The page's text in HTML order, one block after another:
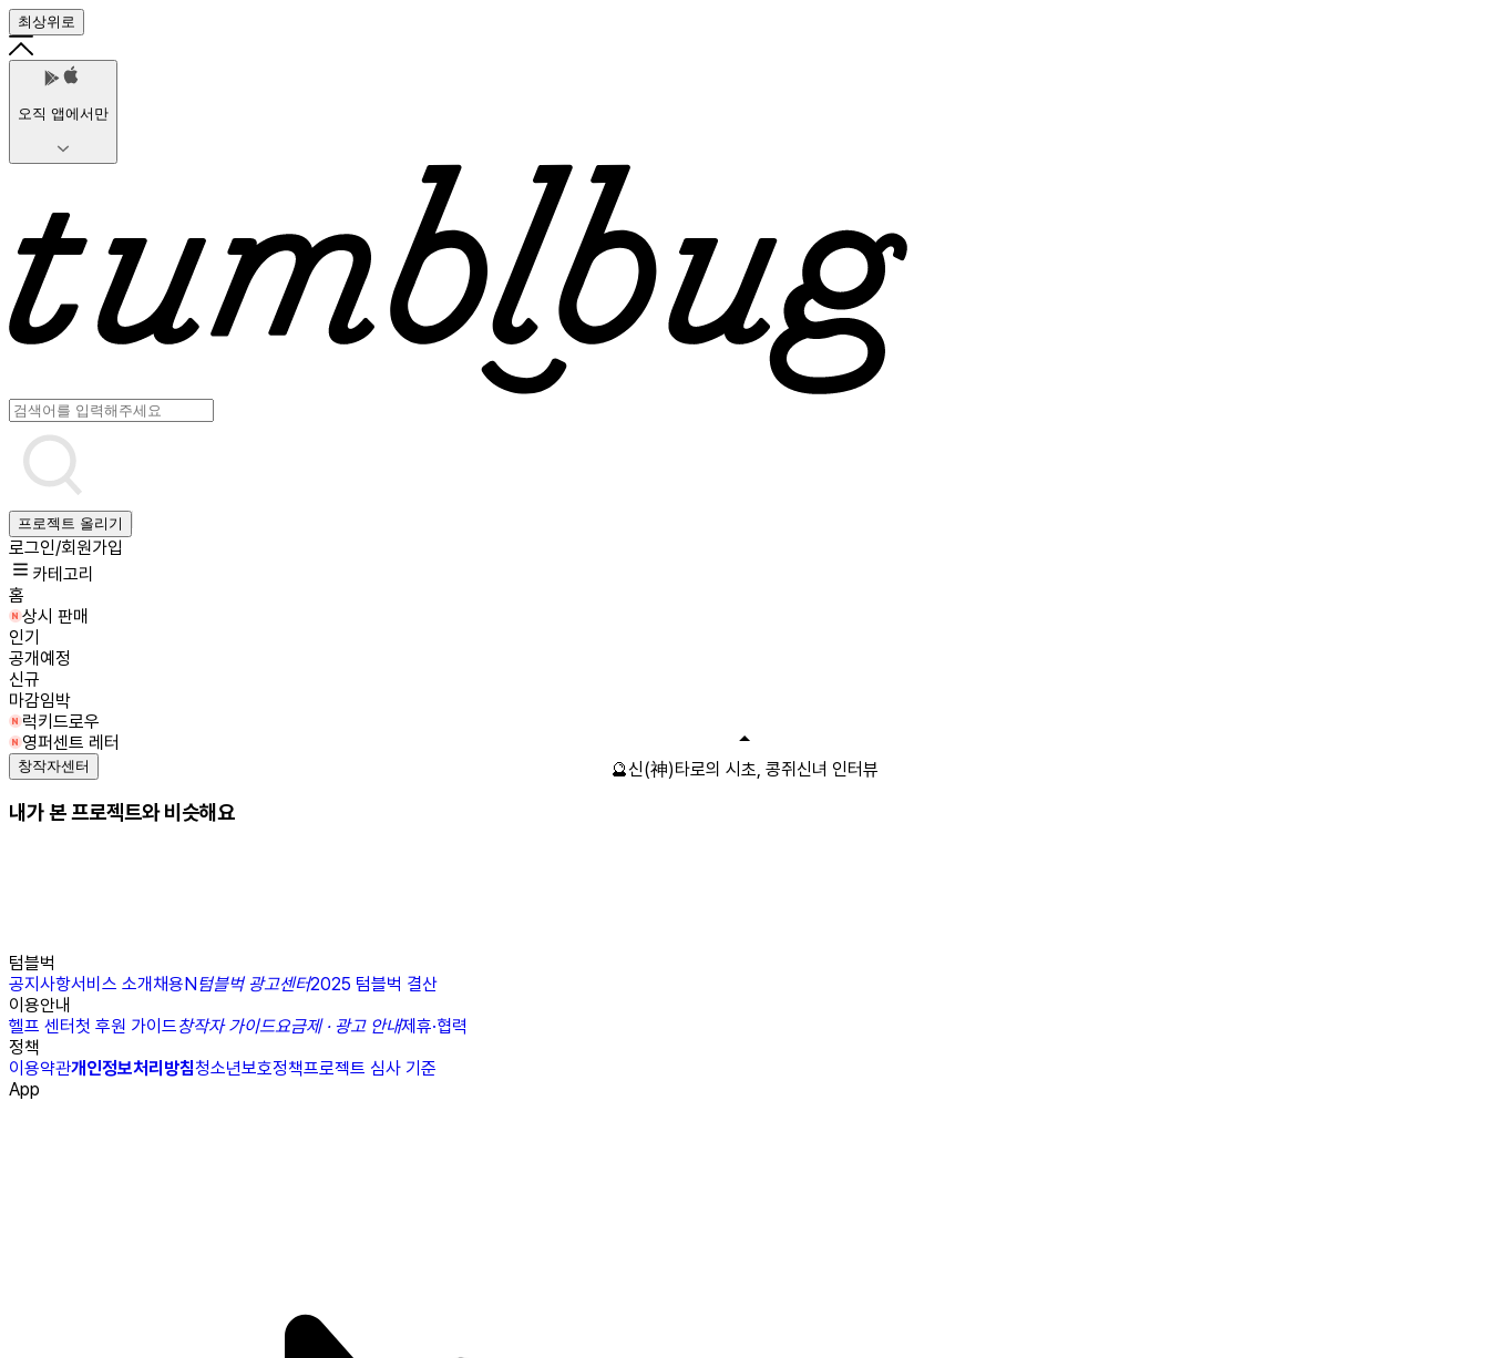
최상위로
오직 앱에서만
프로젝트 올리기
로그인/회원가입
카테고리
홈
상시 판매
인기
공개예정
신규
마감임박
럭키드로우
영퍼센트 레터
창작자센터
내가 본 프로젝트와 비슷해요
텀블벅
공지사항서비스 소개채용N텀블벅 광고센터2025 텀블벅 결산
이용안내
헬프 센터첫 후원 가이드창작자 가이드요금제 · 광고 안내제휴·협력
정책
이용약관개인정보처리방침청소년보호정책프로젝트 심사 기준
App
🔮신(神)타로의 시초, 콩쥐신녀 인터뷰